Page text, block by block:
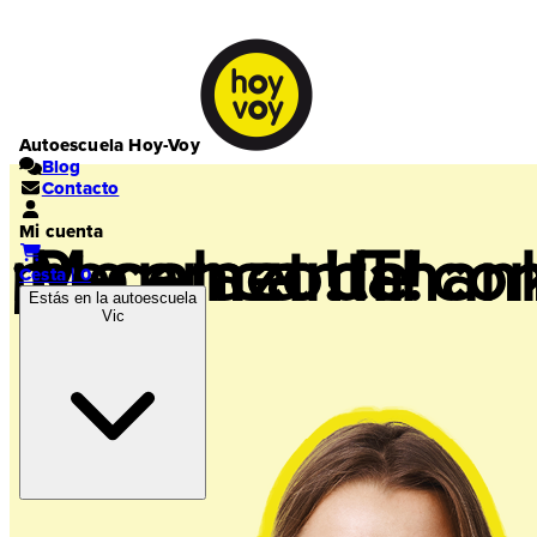
Autoescuela Hoy-Voy
Blog
Contacto
Mi cuenta
Cesta | 0
Estás en la autoescuela
Vic
¡Regalazo!
mi carnet de
¡Me encanta!